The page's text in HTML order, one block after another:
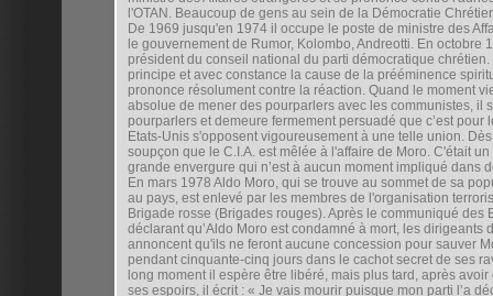
l'OTAN. Beaucoup de gens au sein de la Démocratie
De 1969 jusqu'en 1974 il occupe le poste de ministre des
le gouvernement de Rumor, Kolombo, Andreotti. En octobre
président du conseil national du parti démocratique
principe et avec constance la cause de la prééminence
prononce résolument contre la réaction. Quand le moment
absolue de mener des pourparlers avec les communistes, il
pourparlers et demeure fermement persuadé que c’est pour
Etats-Unis s'opposent vigoureusement à une telle union.
soupçon que le C.I.A. est mêlée à l'affaire de Moro. C'était
grande envergure qui n’est à aucun moment impliqué dans
En mars 1978 Aldo Moro, qui se trouve au sommet de sa
au pays, est enlevé par les membres de l'organisation
Brigade rosse (Brigades rouges). Après le communiqué des
déclarant qu’Aldo Moro est condamné à mort, les dirigeants
annoncent qu'ils ne feront aucune concession pour sauver
pendant cinquante-cinq jours dans le cachot secret de ses
long moment il espère être libéré, mais plus tard, après
ses espoirs, il écrit : « Je vais mourir puisque mon parti l’a